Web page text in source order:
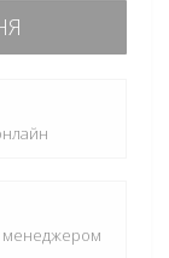
менеджером